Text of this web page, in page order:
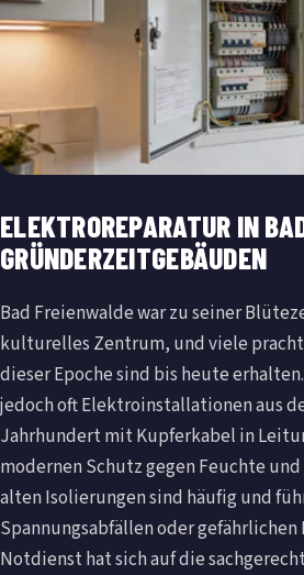
ELEKTROREPARATUR IN
GRÜNDERZEITGEBÄUDEN
Bad Freienwalde war zu seiner
kulturelles Zentrum, und viele
dieser Epoche sind bis heute
jedoch oft Elektroinstallationen aus
Jahrhundert mit Kupferkabel in
modernen Schutz gegen Feuchte
alten Isolierungen sind häufig und
Spannungsabfällen oder gefährlichen
Notdienst hat sich auf die